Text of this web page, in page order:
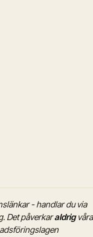
- handlar du via
Det påverkaraldrigvåra